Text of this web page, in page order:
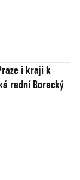
i kraji k
radní Borecký